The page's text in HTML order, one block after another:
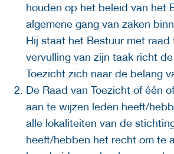
houden op het beleid van het
algemene gang van zaken
Hij staat het Bestuur met raad
vervulling van zijn taak richt
Toezicht zich naar de belang
De Raad van Toezicht of één
aan te wijzen leden heeft/
alle lokaliteiten van de
heeft/hebben het recht om te